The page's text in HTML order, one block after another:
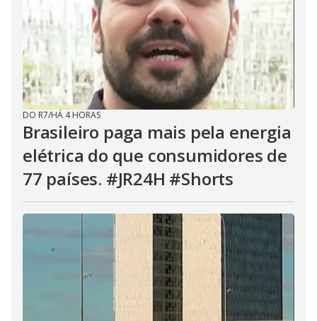
DO R7/HÁ 4 HORAS
Brasileiro paga mais pela energia
elétrica do que consumidores de
77 países. #JR24H #Shorts